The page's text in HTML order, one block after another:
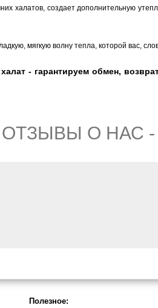
халатов, создает дополнительную
мягкую волну тепла, которой вас,
- гарантируем обмен,
ОТЗЫВЫ О НАС -
Полезное: